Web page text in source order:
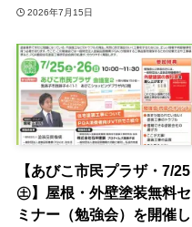
2026年7月15日
【あびこ市民プラザ・7/25
㊏】屋根・外壁塗装無料セ
ミナー（勉強会）を開催し